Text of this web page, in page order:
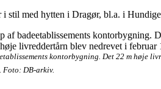
i stil med hytten i Dragør, bl.a. i
kontorbygning. Det 22 m høje
Foto: DB-arkiv.